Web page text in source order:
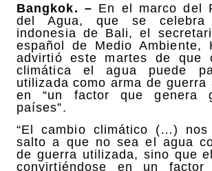
Bangkok. – En el marco del
del Agua, que se
indonesia de Bali, el
español de Medio Ambiente,
advirtió este martes de que
climática el agua puede
utilizada como arma de guerra
en “un factor que genera
países”.
“El cambio climático (…)
salto a que no sea el agua
de guerra utilizada, sino que
convirtiéndose en un factor